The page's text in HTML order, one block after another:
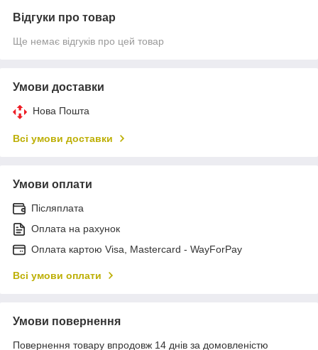
Відгуки про товар
Ще немає відгуків про цей товар
Умови доставки
Нова Пошта
Всі умови доставки
Умови оплати
Післяплата
Оплата на рахунок
Оплата картою Visa, Mastercard - WayForPay
Всі умови оплати
Умови повернення
Повернення товару впродовж 14 днів за домовленістю